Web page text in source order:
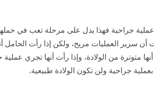
عملية جراحية فهذا يدل على مرحلة تعب في
أن سرير العمليات مريح، ولكن إذا رأت الحامل
متوترة من الولادة، وإذا رأت أنها تجري
جراحية ولن تكون الولادة طبيعية.